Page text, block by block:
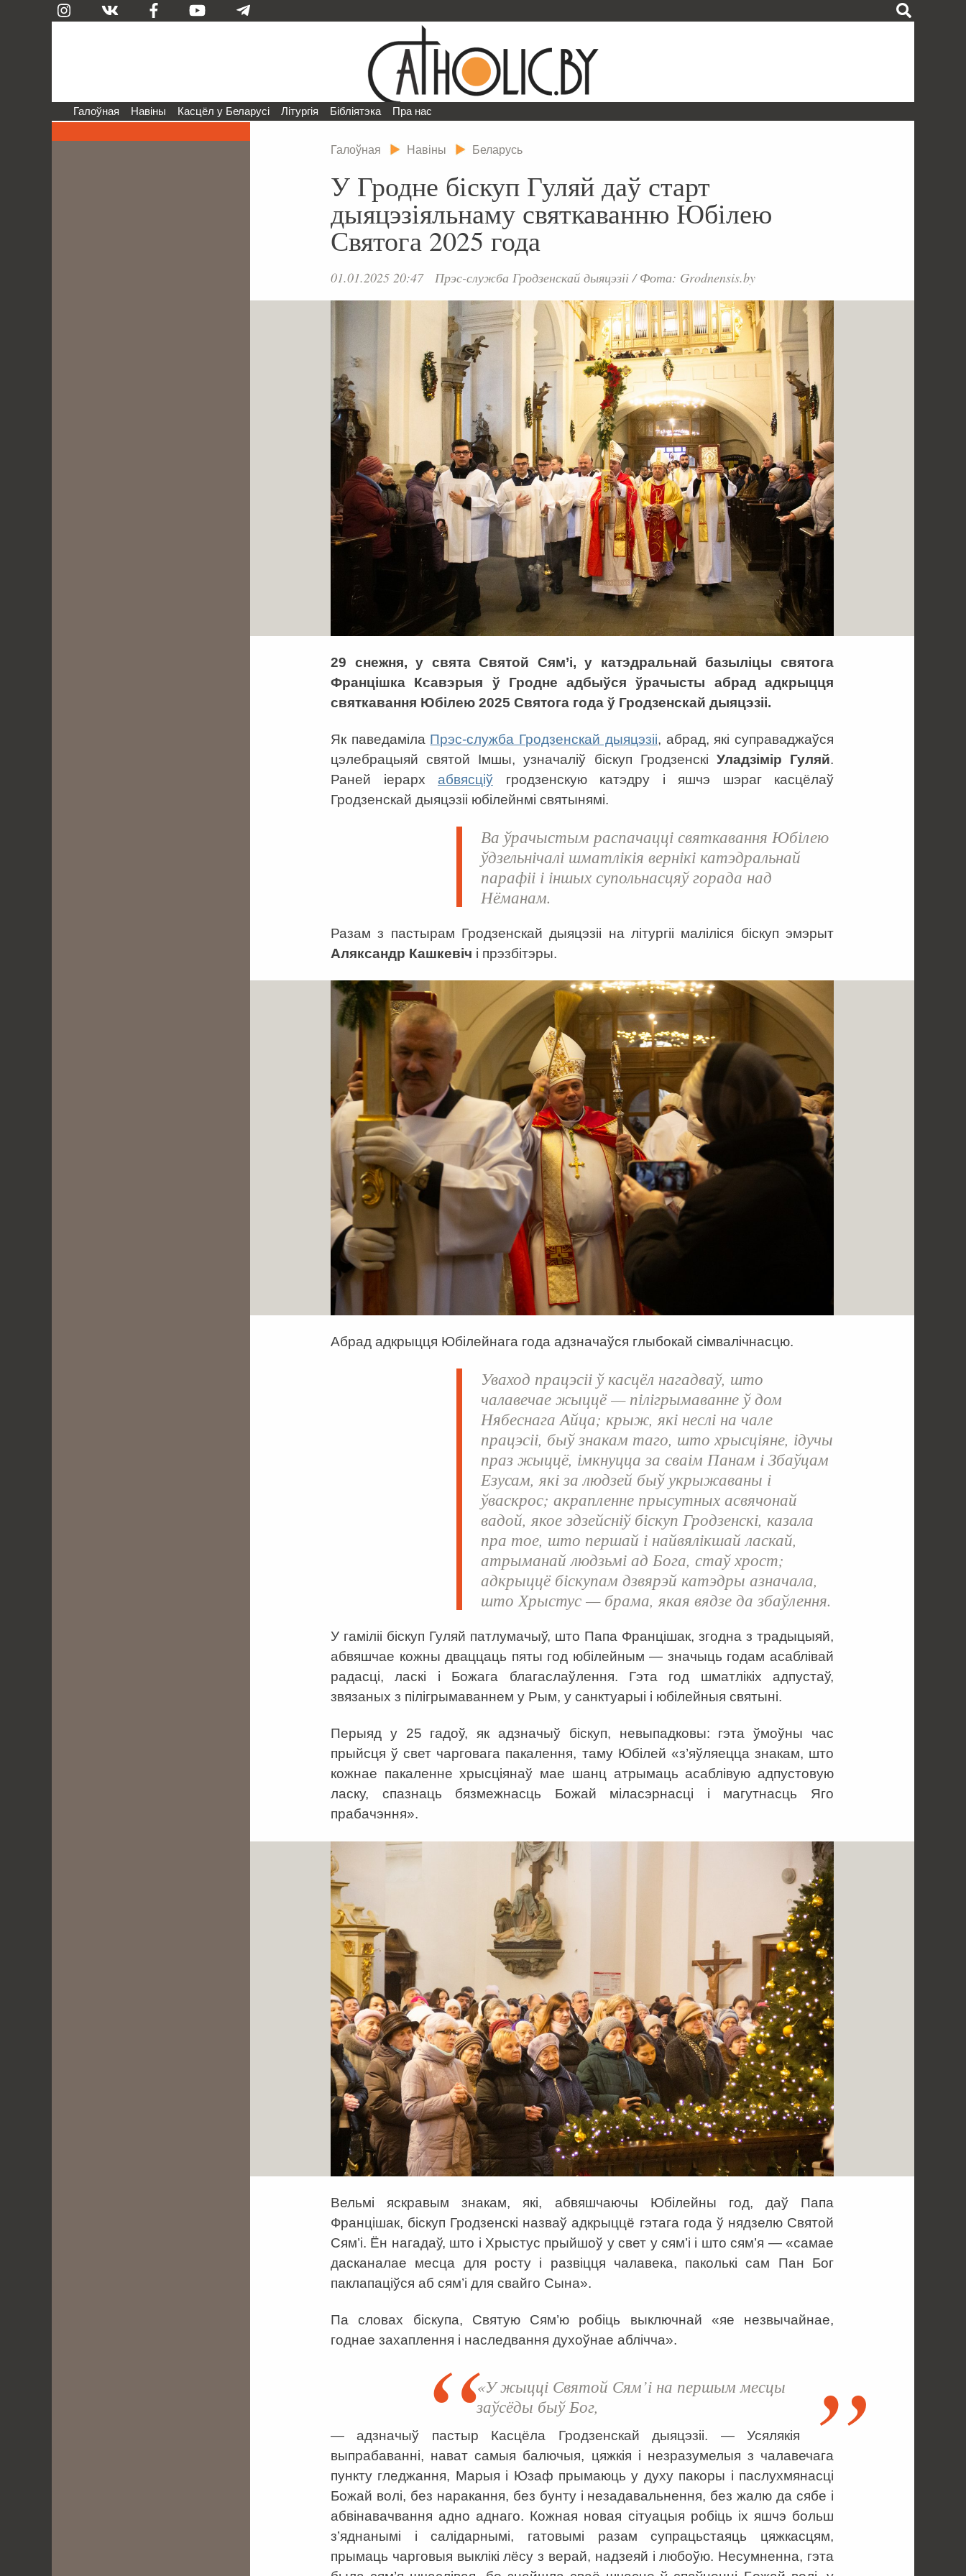
Галоўная Навіны Касцёл у Беларусі Літургія Бібліятэка Пра нас
Галоўная Навіны Беларусь
У Гродне біскуп Гуляй даў старт
дыяцэзіяльнаму святкаванню Юбілею
Святога 2025 года
01.01.2025 20:47 Прэс-служба Гродзенскай дыяцэзіі/Фота: Grodnensis.by
29 снежня, у свята Святой Сям’і, у катэдральнай базыліцы святога
Францішка Ксавэрыя ў Гродне адбыўся ўрачысты абрад адкрыцця
святкавання Юбілею 2025 Святога года ў Гродзенскай дыяцэзіі.
Як паведаміла Прэс-служба Гродзенскай дыяцэзіі, абрад, які суправаджаўся
цэлебрацыяй святой Імшы, узначаліў біскуп Гродзенскі Уладзімір Гуляй.
Раней іерарх абвясціў гродзенскую катэдру і яшчэ шэраг касцёлаў
Гродзенскай дыяцэзіі юбілейнмі святынямі.
Ва ўрачыстым распачацці святкавання Юбілею
ўдзельнічалі шматлікія вернікі катэдральнай
парафіі і іншых супольнасцяў горада над
Нёманам.
Разам з пастырам Гродзенскай дыяцэзіі на літургіі маліліся біскуп эмэрыт
Аляксандр Кашкевіч і прэзбітэры.
Абрад адкрыцця Юбілейнага года адзначаўся глыбокай сімвалічнасцю.
Уваход працэсіі ў касцёл нагадваў, што
чалавечае жыццё — пілігрымаванне ў дом
Нябеснага Айца; крыж, які неслі на чале
працэсіі, быў знакам таго, што хрысціяне, ідучы
праз жыццё, імкнуцца за сваім Панам і Збаўцам
Езусам, які за людзей быў укрыжаваны і
ўваскрос; акрапленне прысутных асвячонай
вадой, якое здзейсніў біскуп Гродзенскі, казала
пра тое, што першай і найвялікшай ласкай,
атрыманай людзьмі ад Бога, стаў хрост;
адкрыццё біскупам дзвярэй катэдры азначала,
што Хрыстус — брама, якая вядзе да збаўлення.
У гаміліі біскуп Гуляй патлумачыў, што Папа Францішак, згодна з традыцыяй,
абвяшчае кожны дваццаць пяты год юбілейным — значыць годам асаблівай
радасці, ласкі і Божага благаслаўлення. Гэта год шматлікіх адпустаў,
звязаных з пілігрымаваннем у Рым, у санктуарыі і юбілейныя святыні.
Перыяд у 25 гадоў, як адзначыў біскуп, невыпадковы: гэта ўмоўны час
прыйсця ў свет чарговага пакалення, таму Юбілей «з’яўляецца знакам, што
кожнае пакаленне хрысціянаў мае шанц атрымаць асаблівую адпустовую
ласку, спазнаць бязмежнасць Божай міласэрнасці і магутнасць Яго
прабачэння».
Вельмі яскравым знакам, які, абвяшчаючы Юбілейны год, даў Папа
Францішак, біскуп Гродзенскі назваў адкрыццё гэтага года ў нядзелю Святой
Сям’і. Ён нагадаў, што і Хрыстус прыйшоў у свет у сям’і і што сям’я — «самае
дасканалае месца для росту і развіцця чалавека, паколькі сам Пан Бог
паклапаціўся аб сям’і для свайго Сына».
Па словах біскупа, Святую Сям’ю робіць выключнай «яе незвычайнае,
годнае захаплення і наследвання духоўнае аблічча».
«У жыцці Святой Сям’і на першым месцы
заўсёды быў Бог,
— адзначыў пастыр Касцёла Гродзенскай дыяцэзіі. — Усялякія
выпрабаванні, нават самыя балючыя, цяжкія і незразумелыя з чалавечага
пункту гледжання, Марыя і Юзаф прымаюць у духу пакоры і паслухмянасці
Божай волі, без наракання, без бунту і незадавальнення, без жалю да сябе і
абвінавачвання адно аднаго. Кожная новая сітуацыя робіць іх яшчэ больш
з’яднанымі і салідарнымі, гатовымі разам супрацьстаяць цяжкасцям,
прымаць чарговыя выклікі лёсу з верай, надзеяй і любоўю. Несумненна, гэта